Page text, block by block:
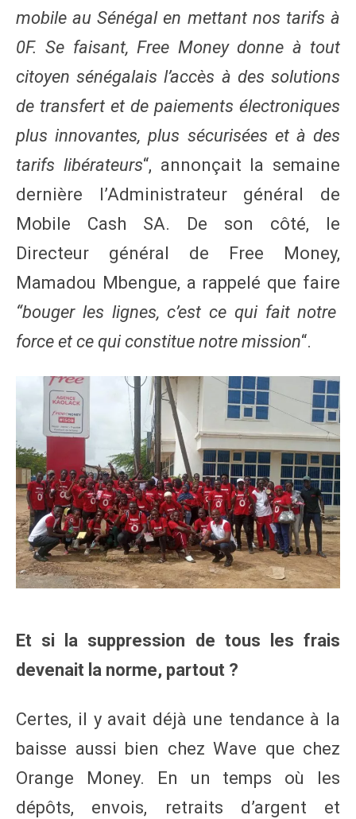
mobile au Sénégal en mettant nos tarifs à
0F. Se faisant, Free Money donne à tout
citoyen sénégalais l’accès à des solutions
de transfert et de paiements électroniques
plus innovantes, plus sécurisées et à des
tarifs libérateurs“, annonçait la semaine
dernière l’Administrateur général de
Mobile Cash SA. De son côté, le
Directeur général de Free Money,
Mamadou Mbengue, a rappelé que faire
“bouger les lignes, c’est ce qui fait notre
force et ce qui constitue notre mission“.
Et si la suppression de tous les frais
devenait la norme, partout ?
Certes, il y avait déjà une tendance à la
baisse aussi bien chez Wave que chez
Orange Money. En un temps où les
dépôts, envois, retraits d’argent et